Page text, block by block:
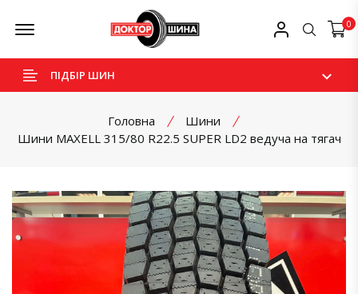
Offcanvas Menu Open Мій профіль
Пошук
0
ПІДБІР ШИН
Головна
Шини
Шини MAXELL 315/80 R22.5 SUPER LD2 ведуча на тягач